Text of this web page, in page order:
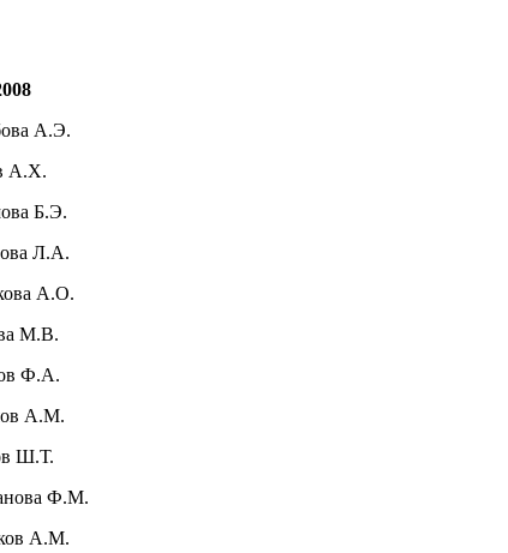
А.Э.
А.Х.
Б.Э.
Л.А.
А.О.
М.В.
Ф.А.
А.М.
Ш.Т.
Ф.М.
А.М.